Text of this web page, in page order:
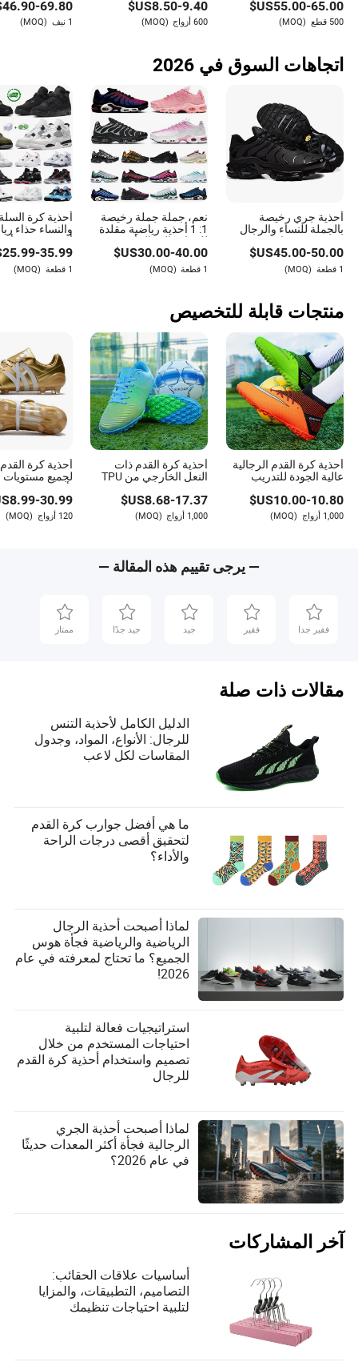
بلايز إصدار محدود بولي
مضاد للانسداد بلست
فيوجن فولت علامة تجارية
US$55.00-65.00
500 قطع (MOQ)
أحذية رياضيةUS$8.50-9.40
600 أزواج (MOQ)
للرجال والنساء
46.90-69.80
1 نيف (MOQ)
اتجاهات السوق في 2026
أحذية جري رخيصة
بالجملة للنساء والرجال
من مصنع بوتيان
US$45.00-50.00
1 قطعة (MOQ)
نعم، جملة جملة رخيصة
1: 1 أحذية رياضية مقلدة
للنساء والرجال أحذية
جري Tn ماركات
US$30.00-40.00
1 قطعة (MOQ)
أحذية كرة
والنساء حذاء
أخضر صنوبر
أبيض أوريو
أونسي بريد
متوسط بيع
25.99-35.99
1 قطعة (MOQ)
منتجات قابلة للتخصيص
أحذية كرة القدم الرجالية
عالية الجودة للتدريب
US$10.00-10.80
1,000 أزواج (MOQ)
أحذية كرة القدم ذات
النعل الخارجي من TPU
الطويل الداعم، منخفضة
القمة، فعالة ضد الانزلاق،
مع بطانة مريحة
US$8.68-17.37
1,000 أزواج (MOQ)
أحذية كرة
لجميع مستويات
والمطاط في
8.99-30.99
120 أزواج (MOQ)
— يرجى تقييم هذه المقالة —
فقير جدا فقير جيد جيد جدًا ممتاز
مقالات ذات صلة
الدليل الكامل لأحذية التنس
للرجال: الأنواع، المواد، وجدول
المقاسات لكل لاعب
ما هي أفضل جوارب كرة القدم
لتحقيق أقصى درجات الراحة
والأداء؟
لماذا أصبحت أحذية الرجال
الرياضية والرياضية فجأة هوس
الجميع؟ ما تحتاج لمعرفته في عام
2026!
استراتيجيات فعالة لتلبية
احتياجات المستخدم من خلال
تصميم واستخدام أحذية كرة القدم
للرجال
لماذا أصبحت أحذية الجري
الرجالية فجأة أكثر المعدات حديثًا
في عام 2026؟
آخر المشاركات
أساسيات علاقات الحقائب:
التصاميم، التطبيقات، والمزايا
لتلبية احتياجات تنظيمك